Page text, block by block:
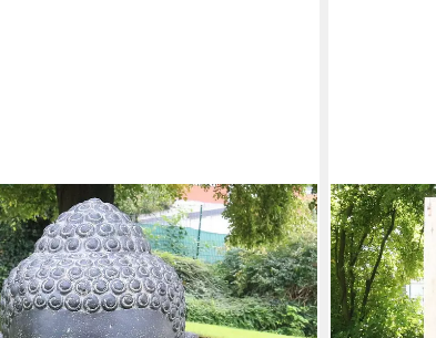
Kopf Gartenfigur aus Lavastein Schwarz
bei dir
ORIENTAL
Dekofigur
Sitzend 150
1.499,99 €
lieferbar in 2